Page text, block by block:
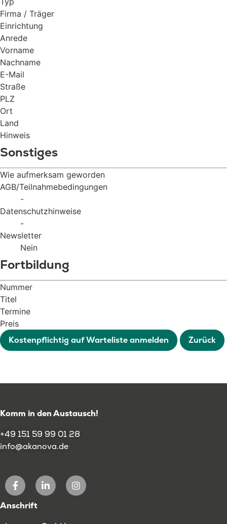
Firma / Träger
Einrichtung
Anrede
Vorname
Nachname
E-Mail
Straße
PLZ
Ort
Land
Hinweis
Sonstiges
Wie aufmerksam geworden
AGB/Teilnahmebedingungen
-
Datenschutzhinweise
-
Newsletter
Nein
Fortbildung
Nummer
Titel
Termine
Preis
Kostenpflichtig auf Warteliste anmelden Zurück
Komm in den Austausch!
+49 151 59 99 01 28
info@akanova.de
Anschrift